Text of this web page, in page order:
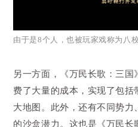
由于是8个人，也被玩家戏称为八
另一方面，《万民长歌：三
费了大量的成本，实现了包括
大地图。此外，还有不同势力
的沙盒潜力。这也是《万民长